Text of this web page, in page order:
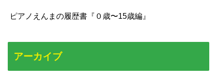
ピアノえんまの履歴書『０歳〜15歳編』
アーカイブ